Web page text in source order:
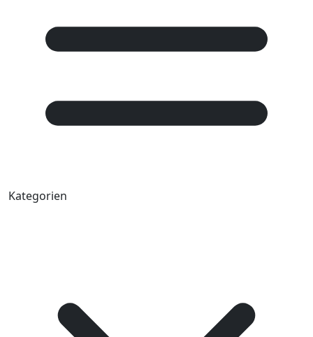
Kategorien